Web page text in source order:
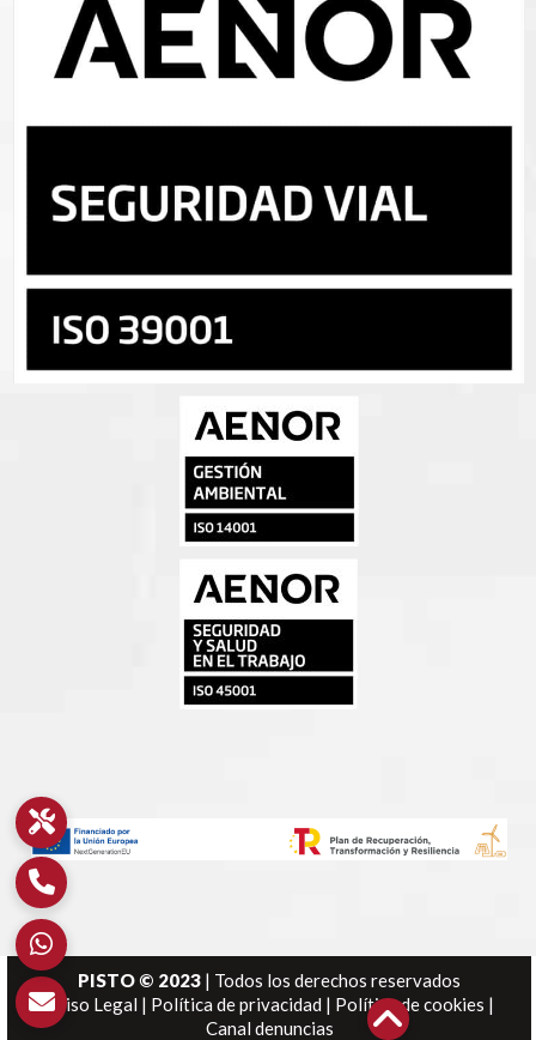
PISTO © 2023 | Todos los derechos reservados
Aviso Legal | Política de privacidad | Política de cookies |
Canal denuncias